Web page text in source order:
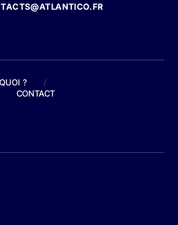
?
/
CONTACT